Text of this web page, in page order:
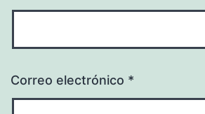
Correo electrónico *